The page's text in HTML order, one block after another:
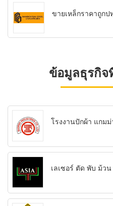
ขายเหล็กราคาถูก
ข้อมูลธุรกิ
โรงงานปักผ้า แกมม่
เลเซอร์ ตัด พับ ม้ว